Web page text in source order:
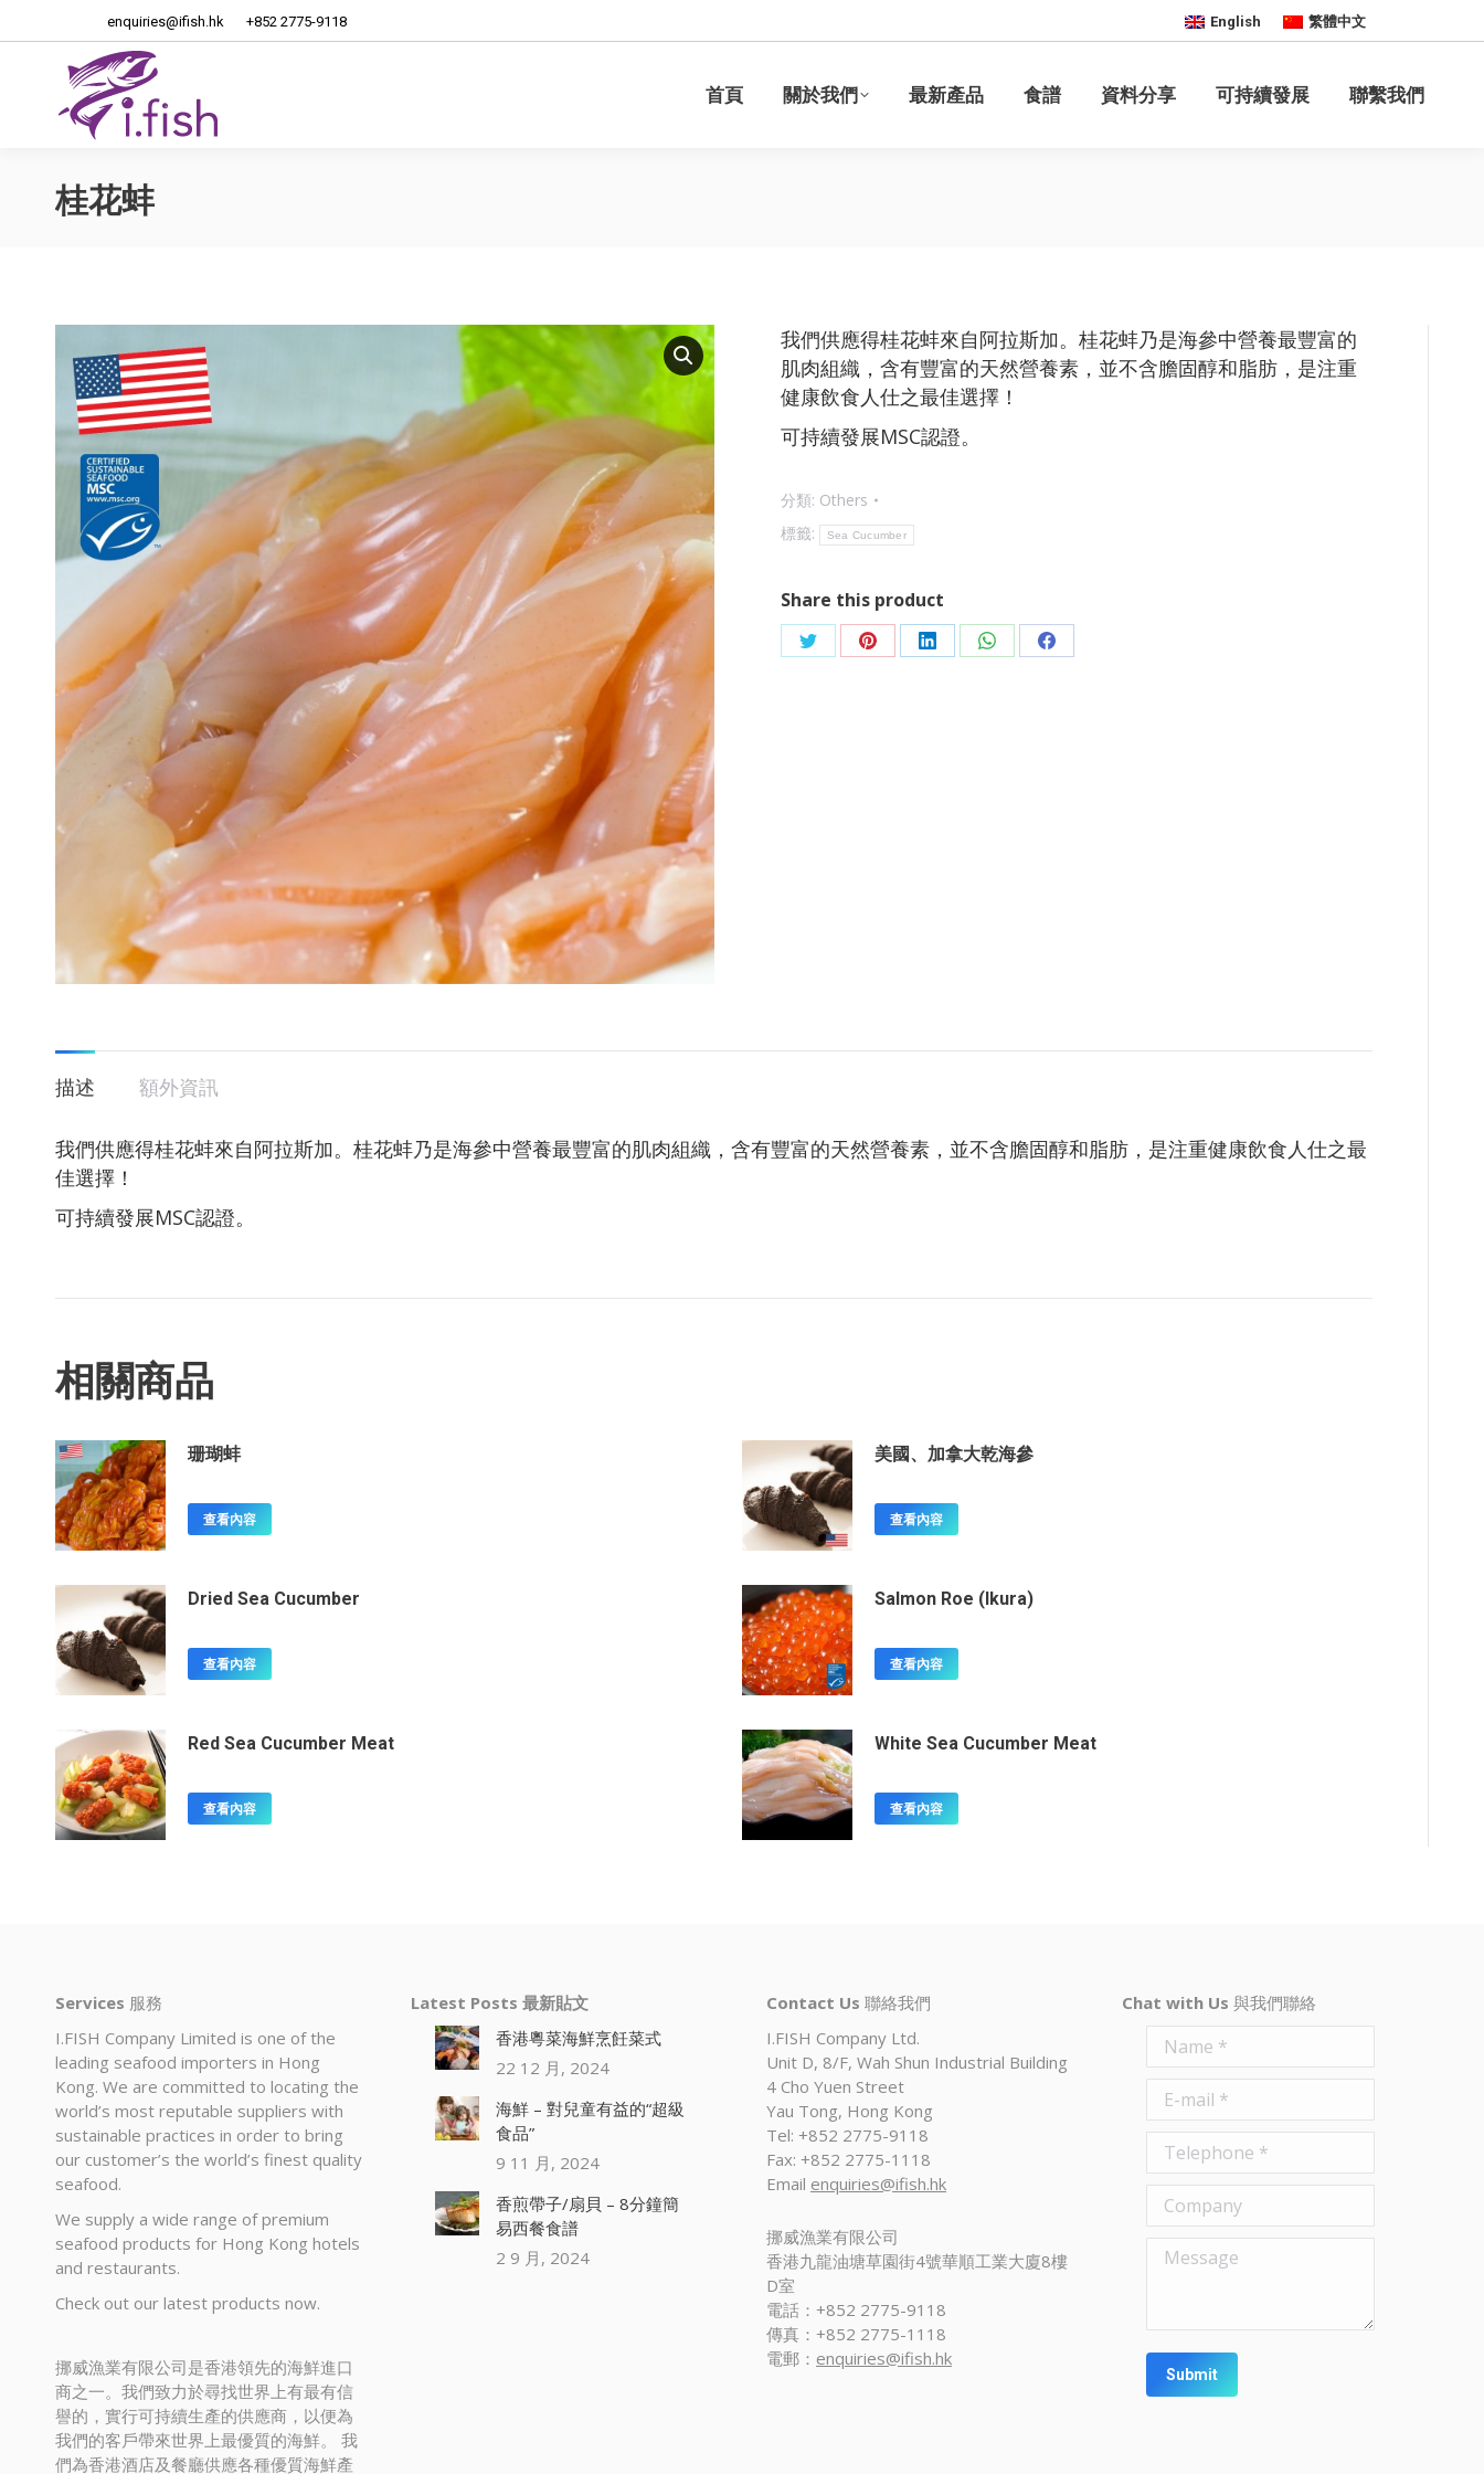
enquiries@ifish.hk +852 2775-9118 English 繁體中文
首頁 關於我們 最新產品 食譜 資料分享 可持續發展 聯繫我們
桂花蚌
我們供應得桂花蚌來自阿拉斯加。桂花蚌乃是海參中營養最豐富的
肌肉組織，含有豐富的天然營養素，並不含膽固醇和脂肪，是注重
健康飲食人仕之最佳選擇！
可持續發展MSC認證。
分類: Others
標籤:
Sea Cucumber
Share this product
描述 額外資訊
我們供應得桂花蚌來自阿拉斯加。桂花蚌乃是海參中營養最豐富的肌肉組織，含有豐富的天然營養素，並不含膽固醇和脂肪，是注重健康飲食人仕之最
佳選擇！
可持續發展MSC認證。
相關商品
珊瑚蚌
查看內容
美國、加拿大乾海參
查看內容
Dried Sea Cucumber
查看內容
Salmon Roe (Ikura)
查看內容
Red Sea Cucumber Meat
查看內容
White Sea Cucumber Meat
查看內容
Services 服務
I.FISH Company Limited is one of the
leading seafood importers in Hong
Kong. We are committed to locating the
world’s most reputable suppliers with
sustainable practices in order to bring
our customer’s the world’s finest quality
seafood.
We supply a wide range of premium
seafood products for Hong Kong hotels
and restaurants.
Check out our latest products now.
挪威漁業有限公司是香港領先的海鮮進口
商之一。我們致力於尋找世界上有最有信
譽的，實行可持續生產的供應商，以便為
我們的客戶帶來世界上最優質的海鮮。 我
們為香港酒店及餐廳供應各種優質海鮮產
Latest Posts 最新貼文
香港粵菜海鮮烹飪菜式
22 12 月, 2024
海鮮 – 對兒童有益的“超級
食品”
9 11 月, 2024
香煎帶子/扇貝 – 8分鐘簡
易西餐食譜
2 9 月, 2024
Contact Us 聯絡我們
I.FISH Company Ltd.
Unit D, 8/F, Wah Shun Industrial Building
4 Cho Yuen Street
Yau Tong, Hong Kong
Tel: +852 2775-9118
Fax: +852 2775-1118
Email enquiries@ifish.hk
挪威漁業有限公司
香港九龍油塘草園街4號華順工業大廈8樓
D室
電話：+852 2775-9118
傳真：+852 2775-1118
電郵： enquiries@ifish.hk
Chat with Us 與我們聯絡
Name *
E-mail *
Telephone *
Company
Message
Submit
首頁 關於我們 最新產品 食譜 資料分享 可持續發展 聯繫我們